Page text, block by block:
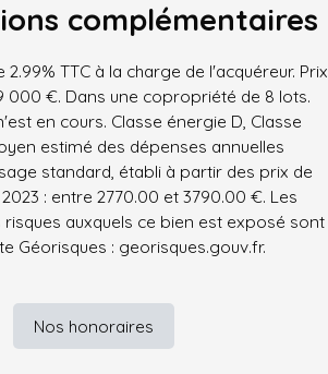
complémentaires
TTC à la charge de l'acquéreur. Prix
000 €. Dans une copropriété de 8 lots.
en cours. Classe énergie D, Classe
estimé des dépenses annuelles
standard, établi à partir des prix de
: entre 2770.00 et 3790.00 €. Les
auxquels ce bien est exposé sont
Géorisques : georisques.gouv.fr.
Nos honoraires